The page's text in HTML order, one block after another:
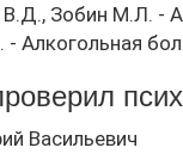
Зобин М.Л. -
Алкогольная
Васильевич